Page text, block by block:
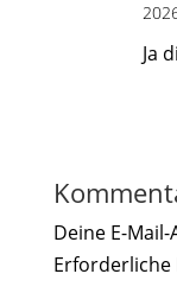
Ja
Deine E-
Erforderliche